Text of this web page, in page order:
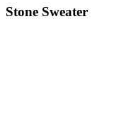
Stone Sweater